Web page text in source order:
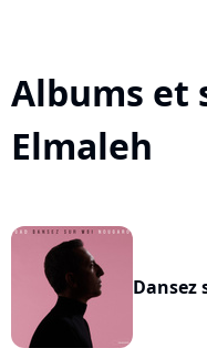
Albums et
Elmaleh
Dansez